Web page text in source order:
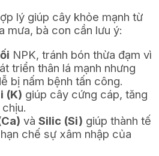
lý giúp cây khỏe mạnh từ
mưa, bà con cần lưu ý:
NPK, tránh bón thừa đạm vì
triển thân lá mạnh nhưng
bị nấm bệnh tấn công.
(K) giúp cây cứng cáp, tăng
và Silic (Si) giúp thành tế
chế sự xâm nhập của